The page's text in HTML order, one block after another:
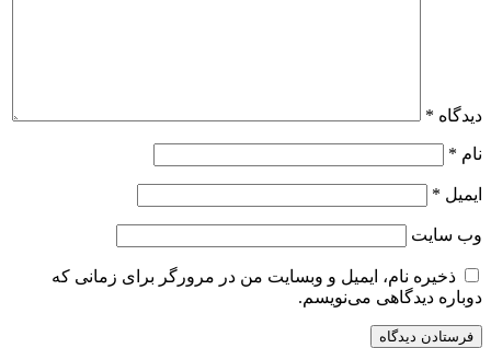
دیدگاه *
نام *
ایمیل *
وب‌ سایت
ذخیره نام، ایمیل و وبسایت من در مرورگر برای زمانی که
دوباره دیدگاهی می‌نویسم.